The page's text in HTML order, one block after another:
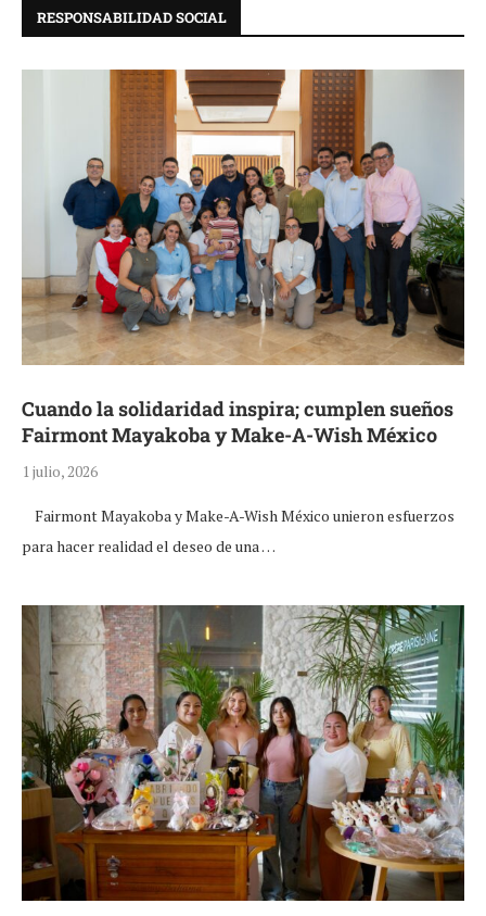
RESPONSABILIDAD SOCIAL
Cuando la solidaridad inspira; cumplen sueños
Fairmont Mayakoba y Make-A-Wish México
1 julio, 2026
Fairmont Mayakoba y Make-A-Wish México unieron esfuerzos
para hacer realidad el deseo de una …